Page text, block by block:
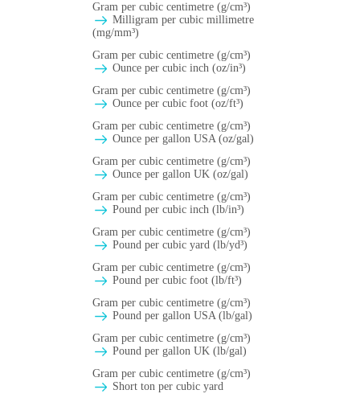
Gram per cubic centimetre (g/cm³)
Milligram per cubic millimetre
(mg/mm³)
Gram per cubic centimetre (g/cm³)
Ounce per cubic inch (oz/in³)
Gram per cubic centimetre (g/cm³)
Ounce per cubic foot (oz/ft³)
Gram per cubic centimetre (g/cm³)
Ounce per gallon USA (oz/gal)
Gram per cubic centimetre (g/cm³)
Ounce per gallon UK (oz/gal)
Gram per cubic centimetre (g/cm³)
Pound per cubic inch (lb/in³)
Gram per cubic centimetre (g/cm³)
Pound per cubic yard (lb/yd³)
Gram per cubic centimetre (g/cm³)
Pound per cubic foot (lb/ft³)
Gram per cubic centimetre (g/cm³)
Pound per gallon USA (lb/gal)
Gram per cubic centimetre (g/cm³)
Pound per gallon UK (lb/gal)
Gram per cubic centimetre (g/cm³)
Short ton per cubic yard